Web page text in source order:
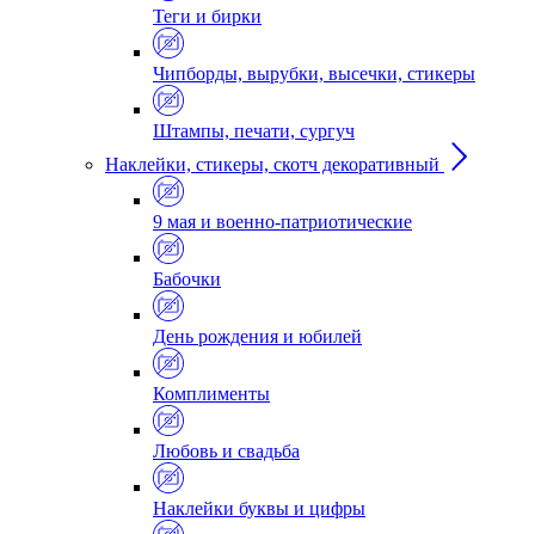
Теги и бирки
Чипборды, вырубки, высечки, стикеры
Штампы, печати, сургуч
Наклейки, стикеры, скотч декоративный
9 мая и военно-патриотические
Бабочки
День рождения и юбилей
Комплименты
Любовь и свадьба
Наклейки буквы и цифры